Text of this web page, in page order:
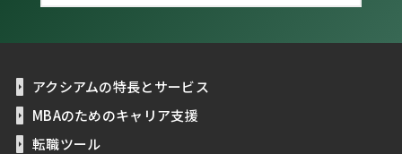
アクシアムの特長とサービス
MBAのためのキャリア支援
転職ツール